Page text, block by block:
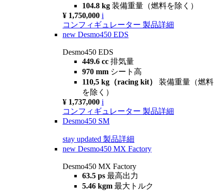
104.8 kg 装備重量（燃料を除く）
¥ 1,750,000 i
コンフィギュレーター 製品詳細
new Desmo450 EDS
Desmo450 EDS
449.6 cc 排気量
970 mm シート高
110,5 kg（racing kit） 装備重量（燃料
を除く）
¥ 1,737,000 i
コンフィギュレーター 製品詳細
Desmo450 SM
stay updated 製品詳細
new Desmo450 MX Factory
Desmo450 MX Factory
63.5 ps 最高出力
5.46 kgm 最大トルク